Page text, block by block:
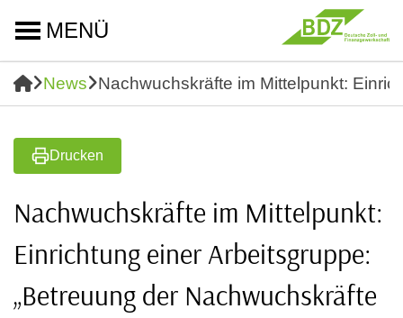
MENÜ
News Nachwuchskräfte im Mittelpunkt:
Drucken
Nachwuchskräfte im Mittelpunkt:
Einrichtung einer Arbeitsgruppe:
„Betreuung der Nachwuchskräfte